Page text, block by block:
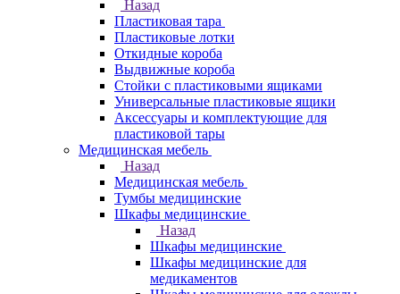
Назад
Пластиковая тара
Пластиковые лотки
Откидные короба
Выдвижные короба
Стойки с пластиковыми ящиками
Универсальные пластиковые ящики
Аксессуары и комплектующие для
пластиковой тары
Медицинская мебель
Назад
Медицинская мебель
Тумбы медицинские
Шкафы медицинские
Назад
Шкафы медицинские
Шкафы медицинские для
медикаментов